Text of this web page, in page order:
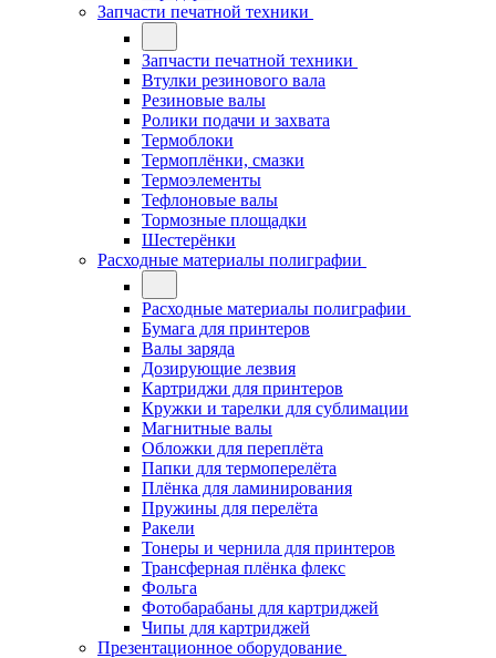
Запчасти печатной техники
Запчасти печатной техники
Втулки резинового вала
Резиновые валы
Ролики подачи и захвата
Термоблоки
Термоплёнки, смазки
Термоэлементы
Тефлоновые валы
Тормозные площадки
Шестерёнки
Расходные материалы полиграфии
Расходные материалы полиграфии
Бумага для принтеров
Валы заряда
Дозирующие лезвия
Картриджи для принтеров
Кружки и тарелки для сублимации
Магнитные валы
Обложки для переплёта
Папки для термоперелёта
Плёнка для ламинирования
Пружины для перелёта
Ракели
Тонеры и чернила для принтеров
Трансферная плёнка флекс
Фольга
Фотобарабаны для картриджей
Чипы для картриджей
Презентационное оборудование